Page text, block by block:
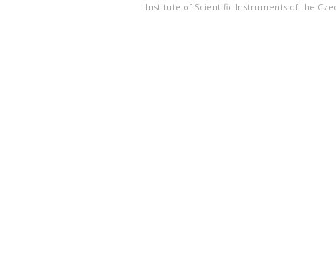
Institute of Scientific Instruments of the